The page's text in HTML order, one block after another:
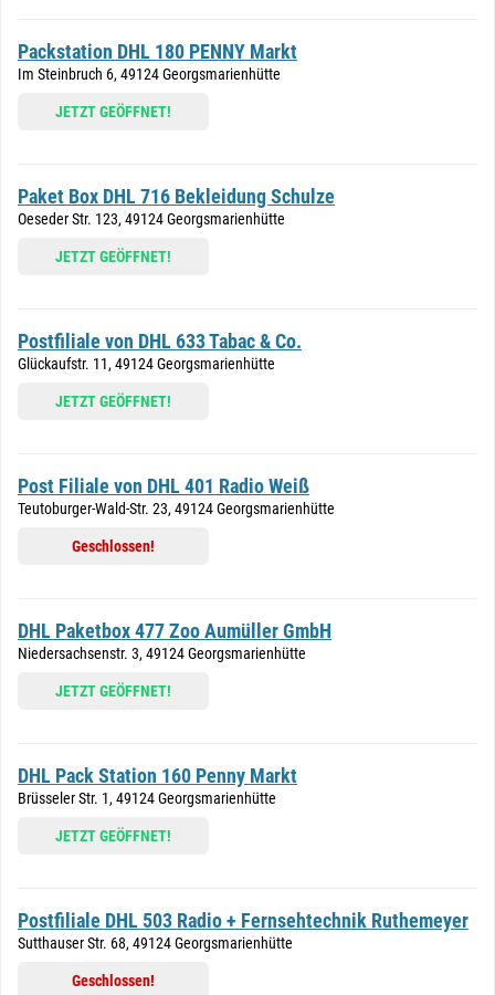
Packstation DHL 180 PENNY Markt
Im Steinbruch 6, 49124 Georgsmarienhütte
JETZT GEÖFFNET!
Paket Box DHL 716 Bekleidung Schulze
Oeseder Str. 123, 49124 Georgsmarienhütte
JETZT GEÖFFNET!
Postfiliale von DHL 633 Tabac & Co.
Glückaufstr. 11, 49124 Georgsmarienhütte
JETZT GEÖFFNET!
Post Filiale von DHL 401 Radio Weiß
Teutoburger-Wald-Str. 23, 49124 Georgsmarienhütte
Geschlossen!
DHL Paketbox 477 Zoo Aumüller GmbH
Niedersachsenstr. 3, 49124 Georgsmarienhütte
JETZT GEÖFFNET!
DHL Pack Station 160 Penny Markt
Brüsseler Str. 1, 49124 Georgsmarienhütte
JETZT GEÖFFNET!
Postfiliale DHL 503 Radio + Fernsehtechnik Ruthemeyer
Sutthauser Str. 68, 49124 Georgsmarienhütte
Geschlossen!